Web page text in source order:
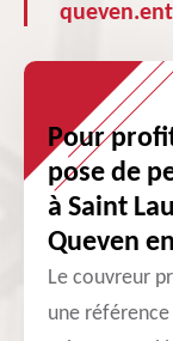
Pour
pose de
à Saint
Queven
Le couvreur
une